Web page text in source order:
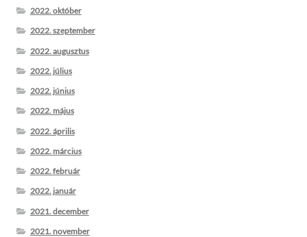
2022. október
2022. szeptember
2022. augusztus
2022. július
2022. június
2022. május
2022. április
2022. március
2022. február
2022. január
2021. december
2021. november